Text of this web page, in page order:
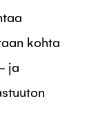
kohta
ja